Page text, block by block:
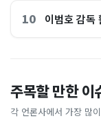
10 이범호 감독
주목할 만한 이
각 언론사에서 가장 많
홈플러스, 2000억원
간'을 샀다
비즈워치
[날씨] 오늘 밤 또 내
륙 중심 최대